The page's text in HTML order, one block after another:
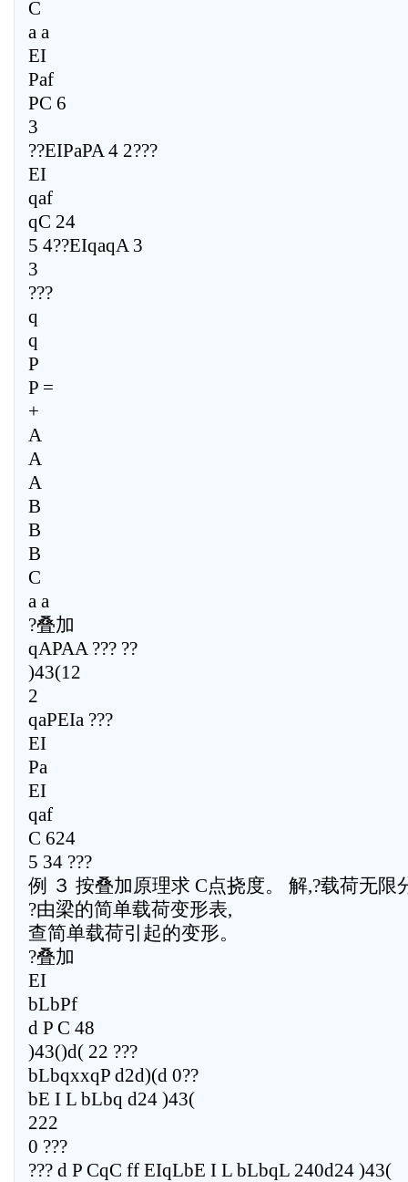
C
a a
EI
Paf
PC 6
3
??EIPaPA 4 2???
EI
qaf
qC 24
5 4??EIqaqA 3
3
???
q
q
P
P =
+
A
A
A
B
B
B
C
a a
?叠加
qAPAA ??? ??
)43(12
2
qaPEIa ???
EI
Pa
EI
qaf
C 624
5 34 ???
例 ３ 按叠加原理求 C点挠度。 解,?载荷无限
?由梁的简单载荷变形表,
查简单载荷引起的变形。
?叠加
EI
bLbPf
d P C 48
)43()d( 22 ???
bLbqxxqP d2d)(d 0??
bE I L bLbq d24 )43(
222
0 ???
??? d P CqC ff EIqLbE I L bLbqL 240d24 )43(